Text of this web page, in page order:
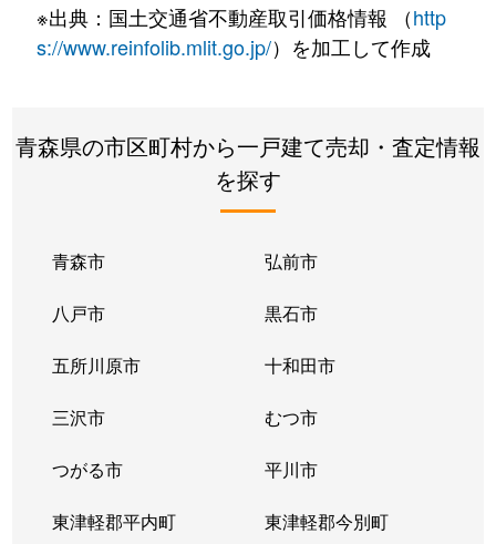
※出典：国土交通省不動産取引価格情報 （http
s://www.reinfolib.mlit.go.jp/）を加工して作成
青森県の市区町村から一戸建て売却・査定情報
を探す
青森市 弘前市
八戸市 黒石市
五所川原市 十和田市
三沢市 むつ市
つがる市 平川市
東津軽郡平内町 東津軽郡今別町